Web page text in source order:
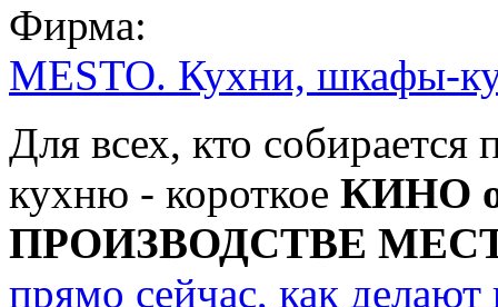
Фирма:
MESTO. Кухни, шкафы-
Для всех, кто собирается
кухню - короткое КИНО о
ПРОИЗВОДСТВЕ
прямо сейчас, как